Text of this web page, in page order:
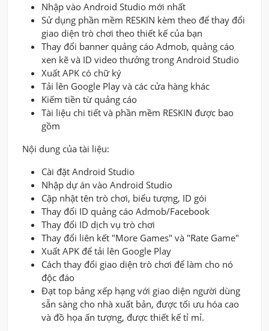
Nhập vào Android Studio mới nhất
Sử dụng phần mềm RESKIN kèm theo để thay đổi
giao diện trò chơi theo thiết kế của bạn
Thay đổi banner quảng cáo Admob, quảng cáo
xen kẽ và ID video thưởng trong Android Studio
Xuất APK có chữ ký
Tải lên Google Play và các cửa hàng khác
Kiếm tiền từ quảng cáo
Tài liệu chi tiết và phần mềm RESKIN được bao
gồm
Nội dung của tài liệu:
Cài đặt Android Studio
Nhập dự án vào Android Studio
Cập nhật tên trò chơi, biểu tượng, ID gói
Thay đổi ID quảng cáo Admob/Facebook
Thay đổi ID dịch vụ trò chơi
Thay đổi liên kết "More Games" và "Rate Game"
Xuất APK để tải lên Google Play
Cách thay đổi giao diện trò chơi để làm cho nó
độc đáo
Đạt top bảng xếp hạng với giao diện người dùng
sẵn sàng cho nhà xuất bản, được tối ưu hóa cao
và đồ họa ấn tượng, được thiết kế tỉ mỉ.